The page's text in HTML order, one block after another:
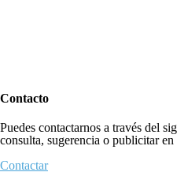
Contacto
Puedes contactarnos a través del
consulta, sugerencia o publicitar en
Contactar